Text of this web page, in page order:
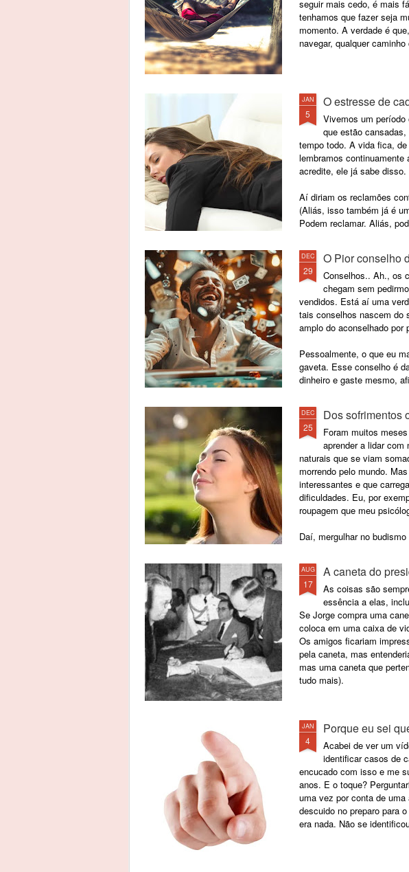
seguir mais cedo, é mais
tenhamos que fazer seja
momento. A verdade é
navegar, qualquer
JAN
5
O estresse de
Vivemos um
que estão
tempo todo. A vida fica,
lembramos
acredite, ele já sabe disso.
Aí diriam os reclamões
(Aliás, isso também já é
Podem reclamar. Aliás,
DEC
29
O Pior conselho
Conselhos.. Ah., os
chegam sem
vendidos. Está aí uma
tais conselhos nascem do
amplo do aconselhado por
Pessoalmente, o que eu
gaveta. Esse conselho é
dinheiro e gaste mesmo,
DEC
25
Dos sofrimentos
Foram muitos
aprender a lidar
naturais que se viam
morrendo pelo mundo.
interessantes e que
dificuldades. Eu, por
roupagem que meu
Daí, mergulhar no
AUG
17
A caneta do
As coisas são
essência a elas,
Se Jorge compra uma
coloca em uma caixa de
Os amigos ficariam
pela caneta, mas
mas uma caneta que
tudo mais).
JAN
4
Porque eu sei
Acabei de ver um
identificar casos de
encucado com isso e me
anos. E o toque?
uma vez por conta de
descuido no preparo para
era nada. Não se